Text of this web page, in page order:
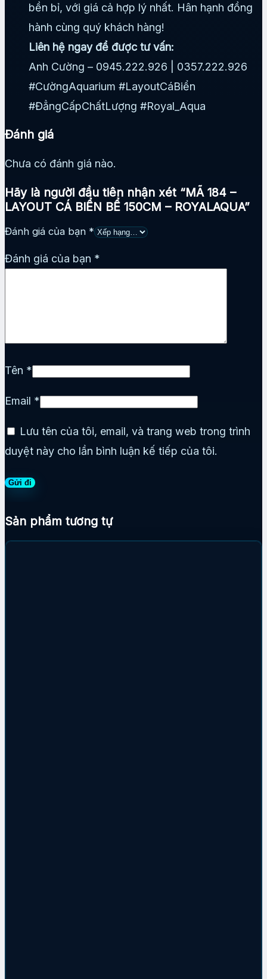
bền bỉ, với giá cả hợp lý nhất. Hân hạnh đồng
hành cùng quý khách hàng!
Liên hệ ngay để được tư vấn:
Anh Cường – 0945.222.926 | 0357.222.926
#CườngAquarium #LayoutCáBiển
#ĐẳngCấpChấtLượng #Royal_Aqua
Đánh giá
Chưa có đánh giá nào.
Hãy là người đầu tiên nhận xét “MÃ 184 –
LAYOUT CÁ BIỂN BỂ 150CM – ROYALAQUA”
Đánh giá của bạn *
Đánh giá của bạn *
Tên *
Email *
Lưu tên của tôi, email, và trang web trong trình
duyệt này cho lần bình luận kế tiếp của tôi.
Sản phẩm tương tự